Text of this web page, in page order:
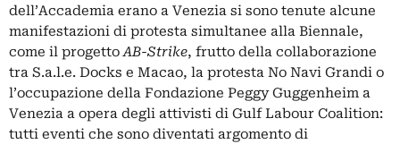
dell’Accademia erano a Venezia si sono tenute alcune
manifestazioni di protesta simultanee alla Biennale,
come il progettoAB-Strike, frutto della collaborazione
tra S.a.l.e. Docks e Macao, la protesta No Navi Grandi o
l’occupazione della Fondazione Peggy Guggenheim a
Venezia a opera degli attivisti di Gulf Labour Coalition:
tutti eventi che sono diventati argomento di